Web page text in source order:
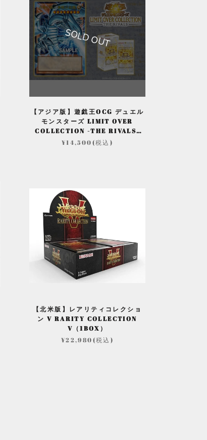
SOLD OUT
【アジア版】遊戯王OCG デュエル
モンスターズ LIMIT OVER
COLLECTION -THE RIVALS-
（BOX)
¥14,500(税込)
【北米版】レアリティコレクショ
ン V RARITY COLLECTION
V（1BOX）
¥22,980(税込)